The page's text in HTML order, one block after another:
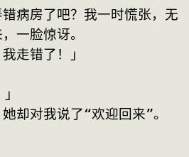
病房了吧？我一时慌张，无
一脸惊讶。
走错了！」
却对我说了“欢迎回来”。